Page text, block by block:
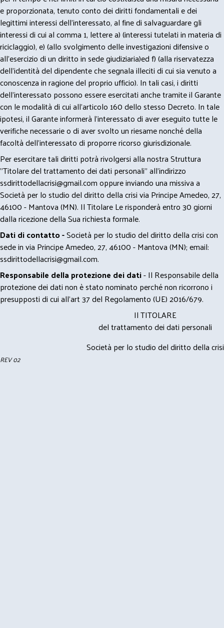
e proporzionata, tenuto conto dei diritti fondamentali e dei
legittimi interessi dell’interessato, al fine di salvaguardare gli
interessi di cui al comma 1, lettere a) (interessi tutelati in materia di
riciclaggio), e) (allo svolgimento delle investigazioni difensive o
all’esercizio di un diritto in sede giudiziaria)ed f) (alla riservatezza
dell’identità del dipendente che segnala illeciti di cui sia venuto a
conoscenza in ragione del proprio ufficio). In tali casi, i diritti
dell’interessato possono essere esercitati anche tramite il Garante
con le modalità di cui all’articolo 160 dello stesso Decreto. In tale
ipotesi, il Garante informerà l’interessato di aver eseguito tutte le
verifiche necessarie o di aver svolto un riesame nonché della
facoltà dell’interessato di proporre ricorso giurisdizionale.
Per esercitare tali diritti potrà rivolgersi alla nostra Struttura
"Titolare del trattamento dei dati personali" all'indirizzo
ssdirittodellacrisi@gmail.comoppure inviando una missiva a
Società per lo studio del diritto della crisi via Principe Amedeo, 27,
46100 - Mantova (MN). Il Titolare Le risponderà entro 30 giorni
dalla ricezione della Sua richiesta formale.
Dati di contatto -Società per lo studio del diritto della crisi con
sede in via Principe Amedeo, 27, 46100 - Mantova (MN); email:
ssdirittodellacrisi@gmail.com.
Responsabile della protezione dei dati- Il Responsabile della
protezione dei dati non è stato nominato perché non ricorrono i
presupposti di cui all’art 37 del Regolamento (UE) 2016/679.
Il TITOLARE
del trattamento dei dati personali
Società per lo studio del diritto della crisi
REV 02